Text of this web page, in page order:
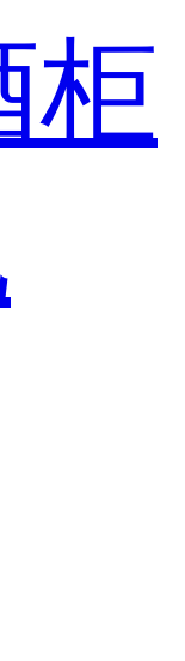
柜